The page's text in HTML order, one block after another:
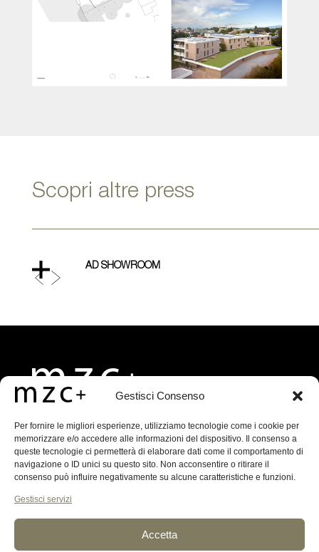
Gestisci Consenso
Per fornire le migliori esperienze, utilizziamo tecnologie come i cookie per
memorizzare e/o accedere alle informazioni del dispositivo. Il consenso a
queste tecnologie ci permetterà di elaborare dati come il comportamento di
navigazione o ID unici su questo sito. Non acconsentire o ritirare il
consenso può influire negativamente su alcune caratteristiche e funzioni.
Gestisci servizi
Accetta
Scopri altre press
Previous
AD SHOWROOM
Next
MZC+ ARCHITECTS
via S. Margherita, 1
Treviso, 31100, Italia
T.+39 0422 590782
E.info@mzcplus.it